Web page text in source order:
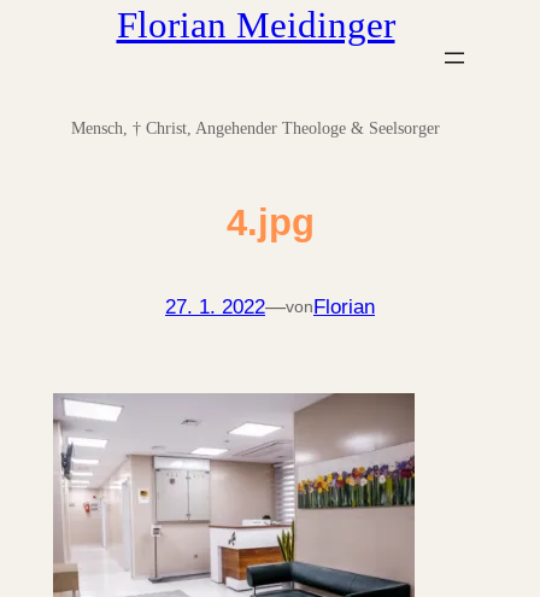
Florian Meidinger
Mensch, † Christ, Angehender Theologe & Seelsorger
4.jpg
27. 1. 2022—vonFlorian